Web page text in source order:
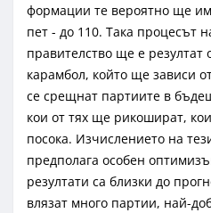
формации те вероятно ще
пет - до 110. Така процесът
правителство ще е резултат
карамбол, който ще зависи
се срещнат партиите в
кои от тях ще рикошират,
посока. Изчислението на
предполага особен
резултати са близки до
влязат много партии, най-